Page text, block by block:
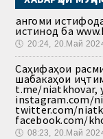
Ҳангоми
истинод ба
🕔 20:24, 20.Май
Саҳифаҳои
шабакаҳои
t.me/niatkhovar,
instagram.com/
twitter.com/
facebook.com/
🕔 08:23, 20.Май